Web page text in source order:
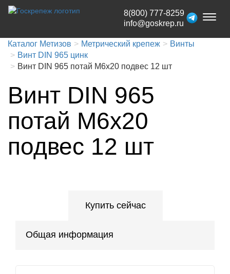
Toggle
8(800) 777-8259
info@goskrep.ru
Каталог Метизов Метрический крепеж
Винты
Винт DIN 965 цинк
Винт DIN 965 потай М6x20 подвес 12 шт
Винт DIN 965
потай М6x20
подвес 12 шт
Купить сейчас
Общая информация